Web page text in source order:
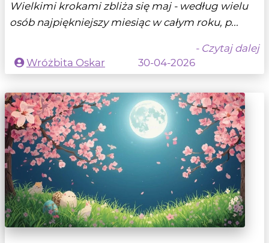
Wielkimi krokami zbliża się maj - według wielu
osób najpiękniejszy miesiąc w całym roku, p...
- Czytaj dalej
Wróżbita Oskar
30-04-2026